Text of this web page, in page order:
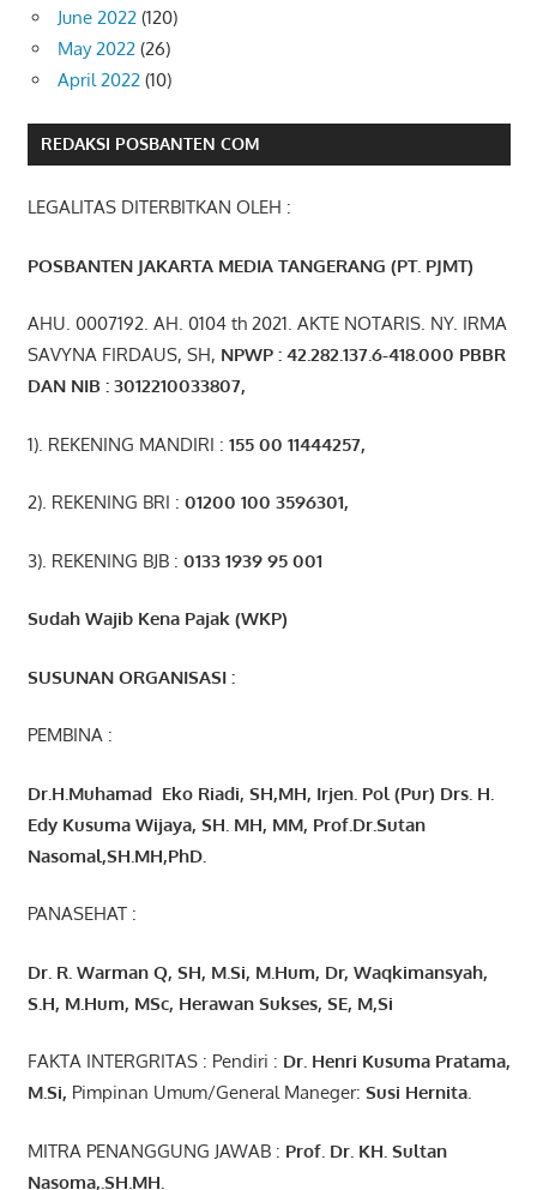
June 2022 (120)
May 2022 (26)
April 2022 (10)
REDAKSI POSBANTEN COM
LEGALITAS DITERBITKAN OLEH :
POSBANTEN JAKARTA MEDIA TANGERANG (PT. PJMT)
AHU. 0007192. AH. 0104 th 2021. AKTE NOTARIS. NY. IRMA
SAVYNA FIRDAUS, SH, NPWP : 42.282.137.6-418.000 PBBR
DAN NIB :3012210033807,
1). REKENING MANDIRI : 155 00 11444257,
2). REKENING BRI : 01200 100 3596301,
3). REKENING BJB : 0133 1939 95 001
Sudah Wajib Kena Pajak (WKP)
SUSUNAN ORGANISASI :
PEMBINA :
Dr.H.Muhamad Eko Riadi, SH,MH, Irjen. Pol (Pur) Drs. H.
Edy Kusuma Wijaya, SH. MH, MM, Prof. Dr.Sutan
Nasomal,SH.MH,PhD.
PANASEHAT :
Dr. R. Warman Q, SH, M.Si, M.Hum, Dr, Waqkimansyah,
S.H, M.Hum, MSc, Herawan Sukses, SE, M,Si
FAKTA INTERGRITAS : Pendiri : Dr. Henri Kusuma Pratama,
M.Si, Pimpinan Umum/General Maneger: Susi Hernita.
MITRA PENANGGUNG JAWAB : Prof. Dr. KH. Sultan
Nasoma,.SH.MH.